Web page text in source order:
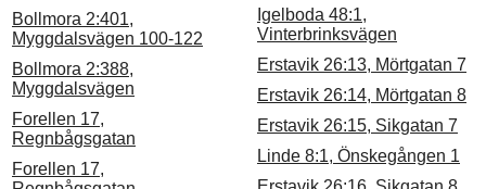
Bollmora 2:401,
Myggdalsvägen 100-122
Bollmora 2:388,
Myggdalsvägen
Forellen 17,
Regnbågsgatan
Forellen 17,
Igelboda 48:1,
Vinterbrinksvägen
Erstavik 26:13, Mörtgatan 7
Erstavik 26:14, Mörtgatan 8
Erstavik 26:15, Sikgatan 7
Linde 8:1, Önskegången 1